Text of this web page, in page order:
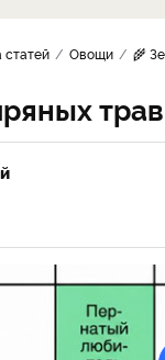
статей Овощи 🌾